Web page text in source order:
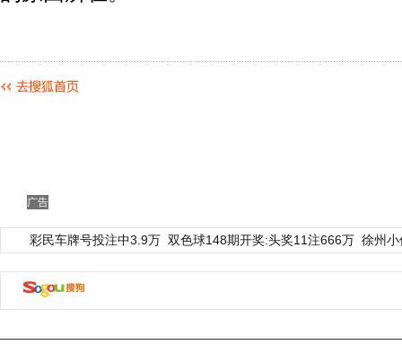
广告
彩民车牌号投注中3.9万 双色球148期开奖:头奖11注666万 徐州